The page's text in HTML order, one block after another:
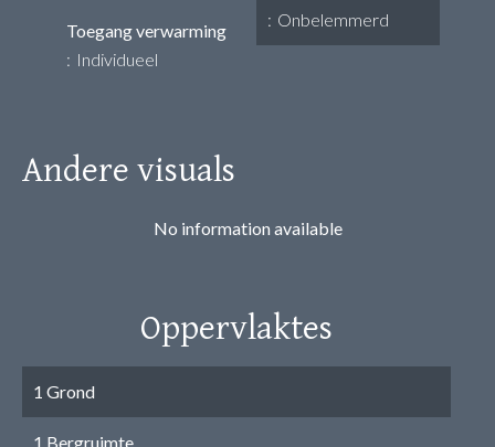
Toegang verwarming
Individueel
Onbelemmerd
Andere visuals
No information available
Oppervlaktes
1 Grond
1 Bergruimte